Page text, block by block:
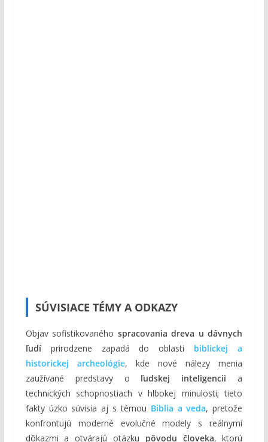
SÚVISIACE TÉMY A ODKAZY
Objav sofistikovaného spracovania dreva u dávnych
ľudíprirodzene zapadá do oblasti biblickej a
historickej archeológie, kde nové nálezy menia
zaužívané predstavy o ľudskej inteligencii a
technických schopnostiach v hlbokej minulosti; tieto
fakty úzko súvisia aj s témou Biblia a veda, pretože
konfrontujú moderné evolučné modely s reálnymi
dôkazmi a otvárajú otázku pôvodu človeka, ktorú